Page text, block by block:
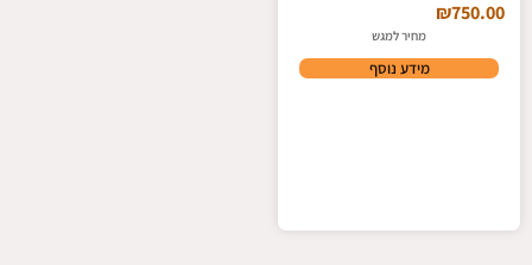
₪750.00
מחיר למגש
מידע נוסף